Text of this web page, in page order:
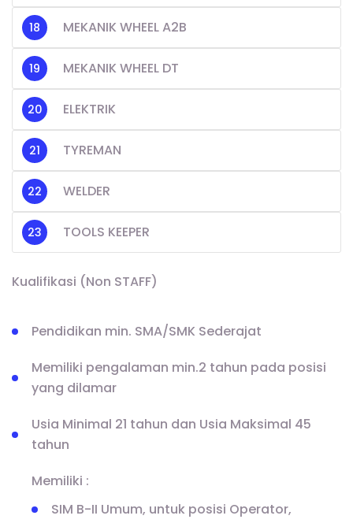
MEKANIK WHEEL A2B
MEKANIK WHEEL DT
ELEKTRIK
TYREMAN
WELDER
TOOLS KEEPER
Kualifikasi (Non STAFF)
Pendidikan min. SMA/SMK Sederajat
Memiliki pengalaman min.2 tahun pada posisi
yang dilamar
Usia Minimal 21 tahun dan Usia Maksimal 45
tahun
Memiliki :
SIM B-II Umum, untuk posisi Operator,